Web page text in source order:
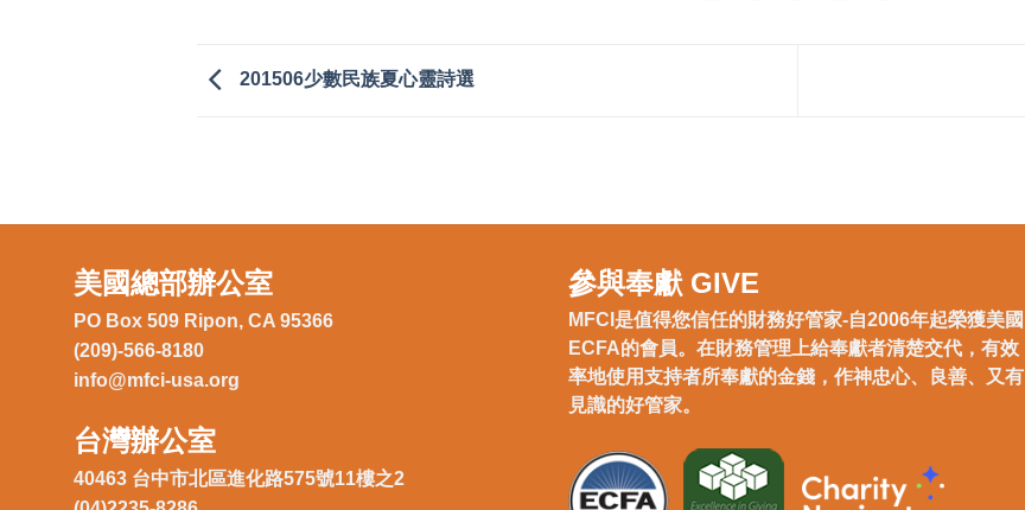
201506少數民族夏心靈詩選
美國總部辦公室
PO Box 509 Ripon, CA 95366
(209)-566-8180
info@mfci-usa.org
台灣辦公室
40463 台中市北區進化路575號11樓之2
參與奉獻 GIVE
MFCI是值得您信任的財務好管家-自2006年起榮獲美國
ECFA的會員。在財務管理上給奉獻者清楚交代，有效
率地使用支持者所奉獻的金錢，作神忠心、良善、又有
見識的好管家。